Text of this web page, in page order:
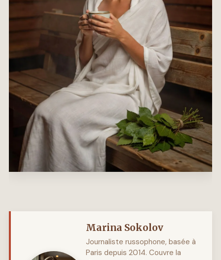
Marina Sokolov
Journaliste russophone, basée à
Paris depuis 2014. Couvre la